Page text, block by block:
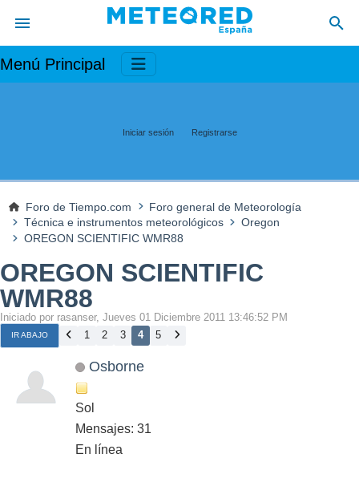
Menú Principal
Iniciar sesión Registrarse
Foro de Tiempo.com
Foro general de Meteorología
Técnica e instrumentos meteorológicos
Oregon
OREGON SCIENTIFIC WMR88
OREGON SCIENTIFIC
WMR88
Iniciado por rasanser, Jueves 01 Diciembre 2011 13:46:52 PM
IR ABAJO 1 2 3 4 5
Osborne
Sol
Mensajes: 31
En línea